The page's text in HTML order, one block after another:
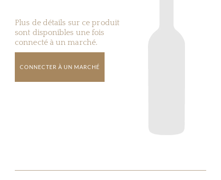
Plus de détails sur ce produit
sont disponibles une fois
connecté à un marché.
CONNECTER À UN MARCHÉ